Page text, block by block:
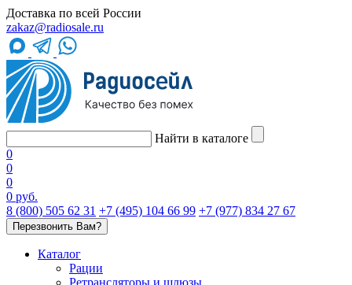
Доставка по всей России
zakaz@radiosale.ru
Найти в каталоге
0
0
0
0 руб.
8 (800) 505 62 31 +7 (495) 104 66 99 +7 (977) 834 27 67
Перезвонить Вам?
Каталог
Рации
Ретрансляторы и шлюзы